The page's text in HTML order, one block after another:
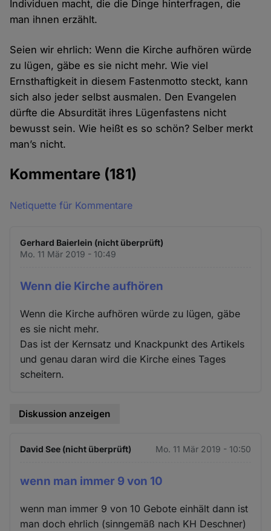
Individuen macht, die die Dinge hinterfragen, die
man ihnen erzählt.
Seien wir ehrlich: Wenn die Kirche aufhören würde
zu lügen, gäbe es sie nicht mehr. Wie viel
Ernsthaftigkeit in diesem Fastenmotto steckt, kann
sich also jeder selbst ausmalen. Den Evangelen
dürfte die Absurdität ihres Lügenfastens nicht
bewusst sein. Wie heißt es so schön? Selber merkt
man’s nicht.
Kommentare (181)
Netiquette für Kommentare
Gerhard Baierlein (nicht überprüft)
Mo. 11 Mär 2019 - 10:49
Wenn die Kirche aufhören
Wenn die Kirche aufhören würde zu lügen, gäbe
es sie nicht mehr.
Das ist der Kernsatz und Knackpunkt des Artikels
und genau daran wird die Kirche eines Tages
scheitern.
Diskussion anzeigen
David See (nicht überprüft) Mo. 11 Mär 2019 - 10:50
wenn man immer 9 von 10
wenn man immer 9 von 10 Gebote einhält dann ist
man doch ehrlich (sinngemäß nach KH Deschner)